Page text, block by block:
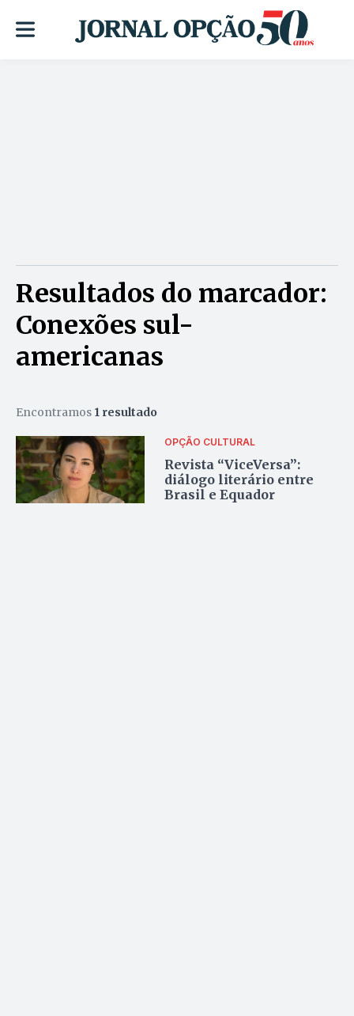
Resultados do marcador:
Conexões sul-
americanas
Encontramos 1 resultado
OPÇÃO CULTURAL
Revista “ViceVersa”:
diálogo literário entre
Brasil e Equador